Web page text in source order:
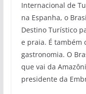
Internacional de
na Espanha, o
Destino Turístico
e praia. É também
gastronomia. O
que vai da
presidente da